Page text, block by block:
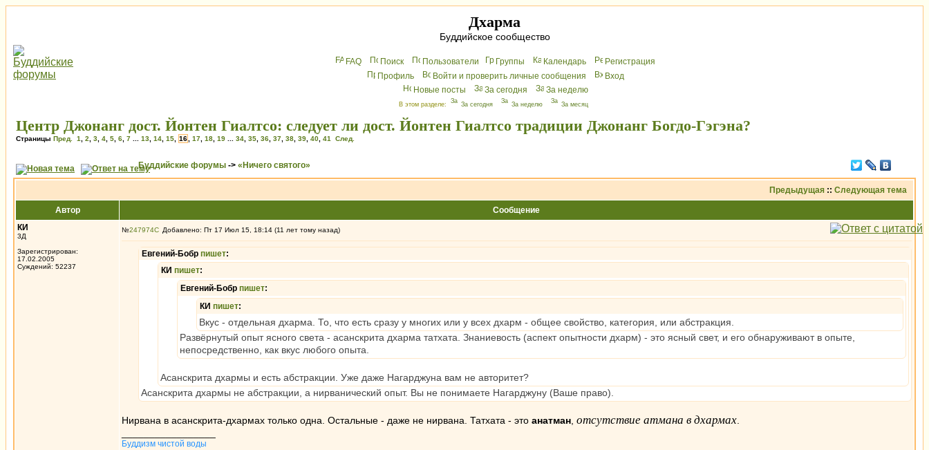
Дхарма
Буддийское сообщество
FAQ Поиск Пользователи Группы Календарь
Peгиcтрaция
Профиль
Войти и проверить личные сообщения
Вхoд
Новые посты
За сегодня За неделю
В этом разделе: За сегодня За неделю За месяц
Центр Джонанг дост. Йонтен Гиалтсо: следует ли дост. Йонтен Гиалтсо традиции Джонанг Богдо-Гэгэна?
Страницы Пред. 1 2 3 4 5 6 7 13 14 15 16 17 18 19 34 35 36 37 38 39 40 41 След.
Буддийские форумы -> «Ничего святого»
Предыдущая :: Следующая тема
Автор
Сообщение
КИ
3Д
Зарегистрирован:
17.02.2005
Суждений: 52237
№247974 Добавлено: Пт 17 Июл 15, 18:14 (11 лет тому назад)
Евгений-Бобр пишет:
КИ пишет:
Евгений-Бобр пишет:
КИ пишет:
Вкус - отдельная дхарма. То, что есть сразу у многих или у всех дхарм - общее свойство, категория, или абстракция.
Развёрнутый опыт ясного света - асанскрита дхарма татхата. Знаниевость (аспект опытности дхарм) - это ясный свет, и его обнаруживают в опыте,
непосредственно, как вкус любого опыта.
Асанскрита дхармы и есть абстракции. Уже даже Нагарджуна вам не авторитет?
Асанскрита дхармы не абстракции, а нирванический опыт. Вы не понимаете Нагарджуну (Ваше право).
Нирвана в асанскрита-дхармах только одна. Остальные - даже не нирвана. Татхата - это анатман отсутствие атмана в дхармах
Буддизм чистой воды